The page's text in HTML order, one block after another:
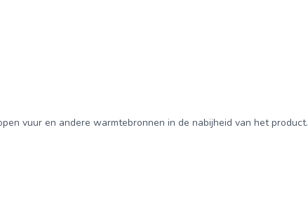
vuur en andere warmtebronnen in de nabijheid van het product.